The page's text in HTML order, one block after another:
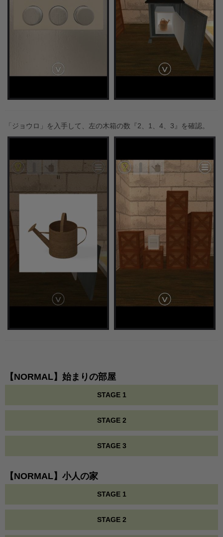
「ジョウロ」を入手して、左の木箱の数『2、1、4、3』を確認。
【NORMAL】始まりの部屋
STAGE 1
STAGE 2
STAGE 3
【NORMAL】小人の家
STAGE 1
STAGE 2